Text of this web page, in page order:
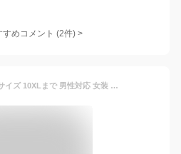
めコメント (2件) >
Somnus258 超大きい サイズ 10XLまで 男性対応 女装 衣装 メンズ 変装 ol スーツ コスプレ 3点 セクシー セット ミニ スカート 制服 リクルート 事務服 ブラウス 長袖 就活 通勤 レディース 女性 ビジネス コスチューム(10XL)